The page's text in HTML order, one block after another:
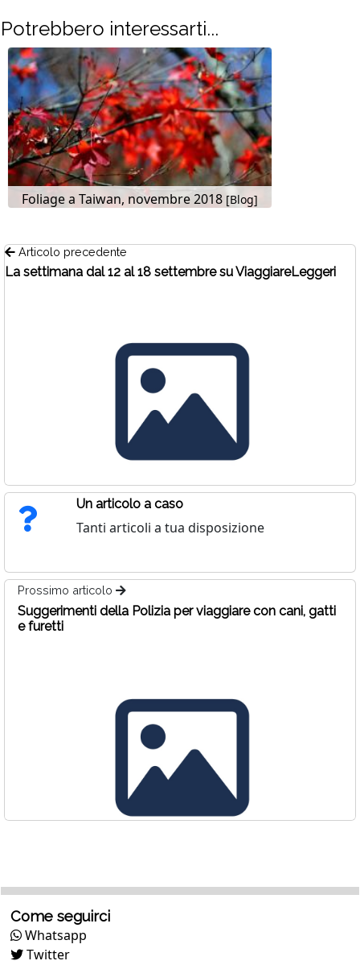
Potrebbero interessarti...
Foliage a Taiwan, novembre 2018 [Blog]
Articolo precedente
La settimana dal 12 al 18 settembre su ViaggiareLeggeri
Un articolo a caso
Tanti articoli a tua disposizione
Prossimo articolo
Suggerimenti della Polizia per viaggiare con cani, gatti
e furetti
Come seguirci
Whatsapp
Twitter